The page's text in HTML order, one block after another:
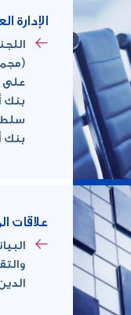
الإدارة
على
بنك
بنك
علاقات